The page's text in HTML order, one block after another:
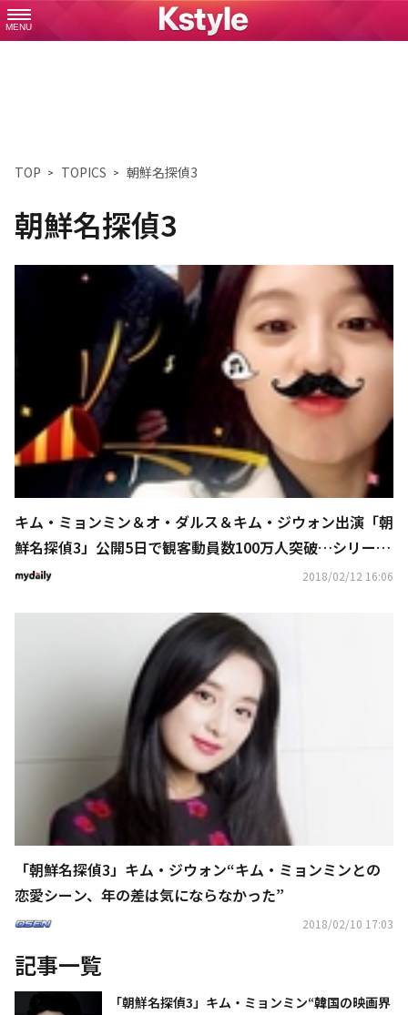
MENU
TOP TOPICS 朝鮮名探偵3
朝鮮名探偵3
キム・ミョンミン＆オ・ダルス＆キム・ジウォン出演「朝
鮮名探偵3」公開5日で観客動員数100万人突破…シリーズ
最短記録
2018/02/12 16:06
「朝鮮名探偵3」キム・ジウォン“キム・ミョンミンとの
恋愛シーン、年の差は気にならなかった”
2018/02/10 17:03
記事一覧
「朝鮮名探偵3」キム・ミョンミン“韓国の映画界